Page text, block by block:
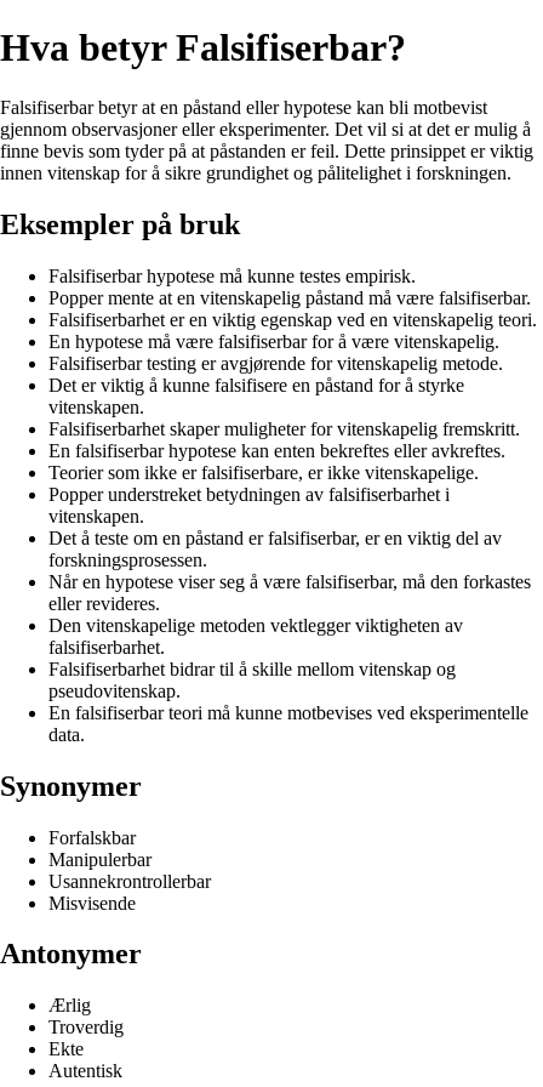
Hva betyr Falsifiserbar?
Falsifiserbar betyr at en påstand eller hypotese kan bli motbevist
gjennom observasjoner eller eksperimenter. Det vil si at det er mulig å
finne bevis som tyder på at påstanden er feil. Dette prinsippet er viktig
innen vitenskap for å sikre grundighet og pålitelighet i forskningen.
Eksempler på bruk
Falsifiserbar hypotese må kunne testes empirisk.
Popper mente at en vitenskapelig påstand må være falsifiserbar.
Falsifiserbarhet er en viktig egenskap ved en vitenskapelig teori.
En hypotese må være falsifiserbar for å være vitenskapelig.
Falsifiserbar testing er avgjørende for vitenskapelig metode.
Det er viktig å kunne falsifisere en påstand for å styrke
vitenskapen.
Falsifiserbarhet skaper muligheter for vitenskapelig fremskritt.
En falsifiserbar hypotese kan enten bekreftes eller avkreftes.
Teorier som ikke er falsifiserbare, er ikke vitenskapelige.
Popper understreket betydningen av falsifiserbarhet i
vitenskapen.
Det å teste om en påstand er falsifiserbar, er en viktig del av
forskningsprosessen.
Når en hypotese viser seg å være falsifiserbar, må den forkastes
eller revideres.
Den vitenskapelige metoden vektlegger viktigheten av
falsifiserbarhet.
Falsifiserbarhet bidrar til å skille mellom vitenskap og
pseudovitenskap.
En falsifiserbar teori må kunne motbevises ved eksperimentelle
data.
Synonymer
Forfalskbar
Manipulerbar
Usannekrontrollerbar
Misvisende
Antonymer
Ærlig
Troverdig
Ekte
Autentisk